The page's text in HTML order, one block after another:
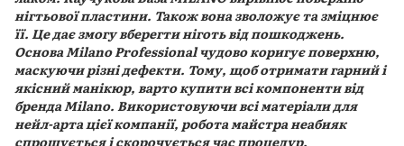
нігтьової пластини. Також вона зволожує та зміцнює
її. Це дає змогу вберегти ніготь від пошкоджень.
Основа Milano Professional чудово коригує поверхню,
маскуючи різні дефекти. Тому, щоб отримати гарний і
якісний манікюр, варто купити всі компоненти від
бренда Milano. Використовуючи всі матеріали для
нейл-арта цієї компанії, робота майстра неабияк
спрощується і скорочується час процедур.